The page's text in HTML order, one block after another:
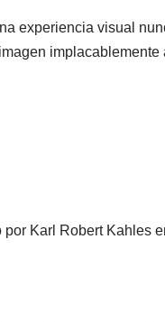
experiencia visual
Karl Robert Kahles